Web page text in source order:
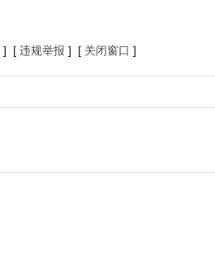
] [ 违规举报 ] [ 关闭窗口 ]